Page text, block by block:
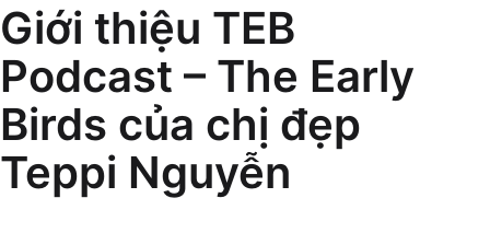
Giới thiệu TEB
Podcast – The Early
Birds của chị đẹp
Teppi Nguyễn